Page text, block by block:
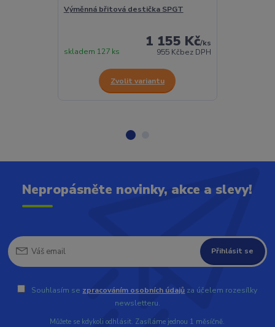
Výměnná břitová destička SPGT
1 155 Kč/ks
955 Kčbez DPH
skladem 127 ks
Zvolit variantu
Nepropásněte novinky, akce a slevy!
Přihlásit se
Souhlasím se zpracováním osobních údajů za účelem rozesílky
newsletteru.
Můžete se kdykoli odhlásit. Zasíláme jednou 1 měsíčně.